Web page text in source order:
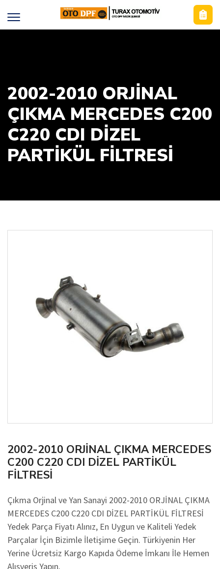
2002-2010 ORJİNAL
ÇIKMA MERCEDES C200
C220 CDI DİZEL
PARTİKÜL FİLTRESİ
2002-2010 ORJİNAL ÇIKMA MERCEDES
C200 C220 CDI DİZEL PARTİKÜL
FİLTRESİ
Çıkma Orjinal ve Yan Sanayi 2002-2010 ORJİNAL ÇIKMA
MERCEDES C200 C220 CDI DİZEL PARTİKÜL FİLTRESİ
Yedek Parça Fiyatı Alınız, En Uygun ve Kaliteli Yedek
Parçalar İçin Bizimle İletişime Geçin. Türkiyenin Her
Yerine Ücretsiz Kargo Kapıda Ödeme İmkanı İle Hemen
Alışveriş Yapın.